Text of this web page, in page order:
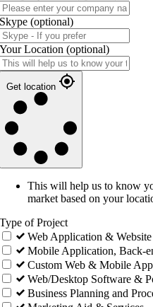
Skype (optional)
Your Location (optional)
Get location
This will help us to know
market based on your
Type of Project
Web Application &
Mobile Application, Back-
Custom Web & Mobile
Web/Desktop Software &
Business Planning and